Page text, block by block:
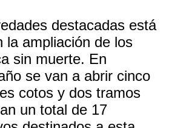
destacadas está
la ampliación de los
sin muerte. En
se van a abrir cinco
cotos y dos tramos
un total de 17